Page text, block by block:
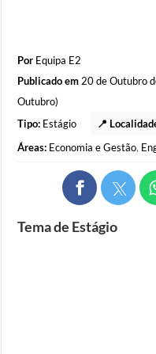
Por Equipa E2
Publicado em 20 de Outubro
Outubro)
Tipo: Estágio 📍
Áreas: Economia e Gestão,
Tema de Estágio